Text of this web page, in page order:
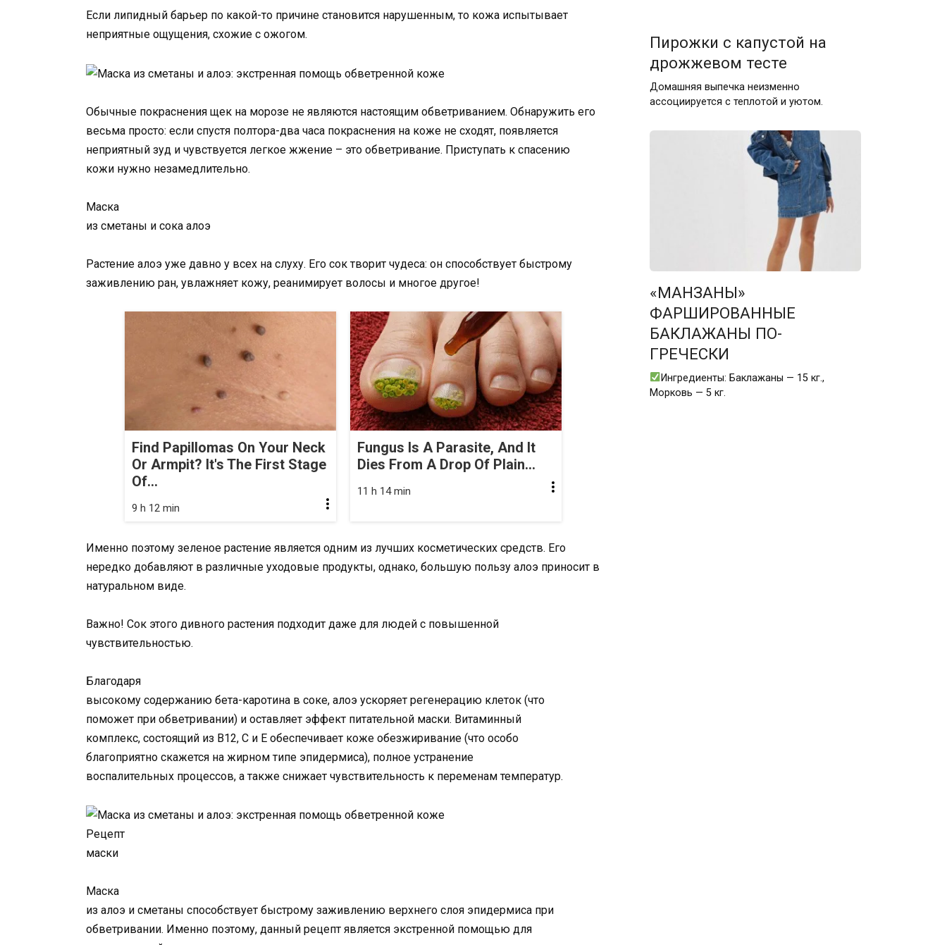
Если липидный барьер по какой-то причине становится нарушенным, то кожа испытывает
неприятные ощущения, схожие с ожогом.
Обычные покраснения щек на морозе не являются настоящим обветриванием. Обнаружить его
весьма просто: если спустя полтора-два часа покраснения на коже не сходят, появляется
неприятный зуд и чувствуется легкое жжение – это обветривание. Приступать к спасению
кожи нужно незамедлительно.
Маска
из сметаны и сока алоэ
Растение алоэ уже давно у всех на слуху. Его сок творит чудеса: он способствует быстрому
заживлению ран, увлажняет кожу, реанимирует волосы и многое другое!
Find Papillomas On Your Neck
Or Armpit? It's The First Stage
Of...
9 h 12 min
Fungus Is A Parasite, And It
Dies From A Drop Of Plain...
11 h 14 min
Именно поэтому зеленое растение является одним из лучших косметических средств. Его
нередко добавляют в различные уходовые продукты, однако, большую пользу алоэ приносит в
натуральном виде.
Важно! Сок этого дивного растения подходит даже для людей с повышенной
чувствительностью.
Благодаря
высокому содержанию бета-каротина в соке, алоэ ускоряет регенерацию клеток (что
поможет при обветривании) и оставляет эффект питательной маски. Витаминный
комплекс, состоящий из В12, С и Е обеспечивает коже обезжиривание (что особо
благоприятно скажется на жирном типе эпидермиса), полное устранение
воспалительных процессов, а также снижает чувствительность к переменам температур.
Рецепт
маски
Маска
из алоэ и сметаны способствует быстрому заживлению верхнего слоя эпидермиса при
обветривании. Именно поэтому, данный рецепт является экстренной помощью для
Пирожки с капустой на
дрожжевом тесте
Домашняя выпечка неизменно
ассоциируется с теплотой и уютом.
«МАНЗАНЫ»
ФАРШИРОВАННЫЕ
БАКЛАЖАНЫ ПО-
ГРЕЧЕСКИ
Ингредиенты: Баклажаны — 15 кг.,
Морковь — 5 кг.